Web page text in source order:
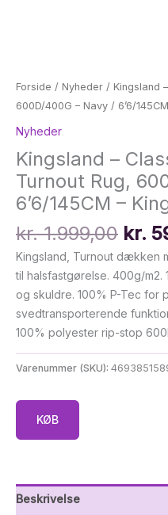
Forside / Nyheder / Kingsland
600D/400G – Navy / 6’6/
Nyheder
Kingsland –
Turnout Rug,
6’6/145CM –
kr.1.999,00 Den
pris
var:
kr.
kr.
Kingsland, Turnout dækken
til halsfastgørelse. 400g/
og skuldre. 100% P-Tec for
svedtransporterende
100% polyester rip-stop
Varenummer (SKU):
KØB
Beskrivelse